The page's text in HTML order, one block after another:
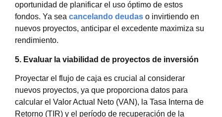
oportunidad de planificar el uso óptimo de estos
fondos. Ya sea cancelando deudas o invirtiendo en
nuevos proyectos, anticipar el excedente maximiza su
rendimiento.
5. Evaluar la viabilidad de proyectos de inversión
Proyectar el flujo de caja es crucial al considerar
nuevos proyectos, ya que proporciona datos para
calcular el Valor Actual Neto (VAN), la Tasa Interna de
Retorno (TIR) y el período de recuperación de la